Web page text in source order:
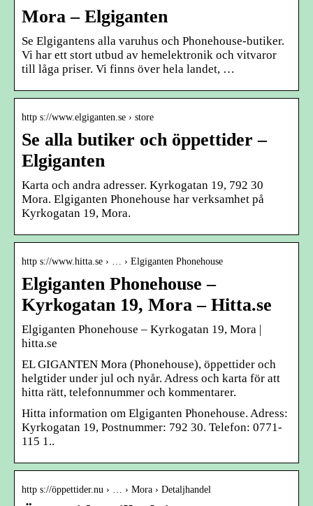
Mora – Elgiganten
Se Elgigantens alla varuhus och Phonehouse-butiker.
Vi har ett stort utbud av hemelektronik och vitvaror
till låga priser. Vi finns över hela landet, …
http s://www.elgiganten.se › store
Se alla butiker och öppettider –
Elgiganten
Karta och andra adresser. Kyrkogatan 19, 792 30
Mora. Elgiganten Phonehouse har verksamhet på
Kyrkogatan 19, Mora.
http s://www.hitta.se › … › Elgiganten Phonehouse
Elgiganten Phonehouse –
Kyrkogatan 19, Mora – Hitta.se
Elgiganten Phonehouse – Kyrkogatan 19, Mora |
hitta.se
EL GIGANTEN Mora (Phonehouse), öppettider och
helgtider under jul och nyår. Adress och karta för att
hitta rätt, telefonnummer och kommentarer.
Hitta information om Elgiganten Phonehouse. Adress:
Kyrkogatan 19, Postnummer: 792 30. Telefon: 0771-
115 1..
http s://öppettider.nu › … › Mora › Detaljhandel